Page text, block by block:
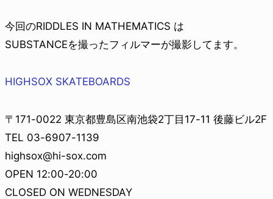
今回のRIDDLES IN MATHEMATICS は
SUBSTANCEを撮ったフィルマーが撮影してます。
HIGHSOX SKATEBOARDS
〒171-0022 東京都豊島区南池袋2丁目17-11 後藤ビル2F
TEL 03-6907-1139
highsox@hi-sox.com
OPEN 12:00-20:00
CLOSED ON WEDNESDAY